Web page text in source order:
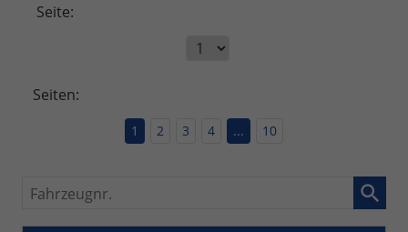
Seite:
Seiten:
1 2 3 4 ... 10
Fahrzeugnr.